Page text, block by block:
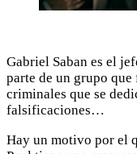
Gabriel Saban es el
parte de un grupo
criminales que se
falsificaciones…
Hay un motivo por el